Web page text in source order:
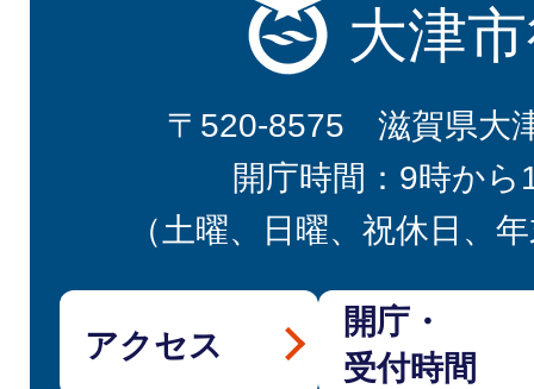
大津
〒520-8575 滋賀県大
開庁時間：9時から
（土曜、日曜、祝休日、
アクセス
開庁・
受付時間